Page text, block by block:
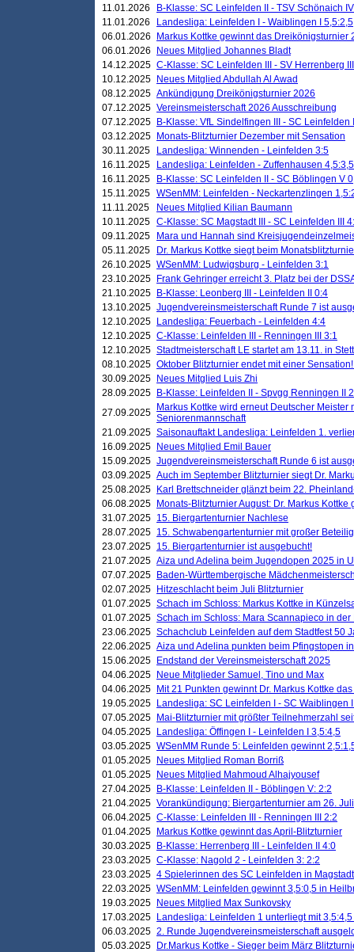
11.01.2026
B-Klasse: SC Leinfelden II - TSV Schönaich
11.01.2026
Landesliga: Leinfelden I - Waiblingen I 5,5:2,5
06.01.2026
Markus Kottke gewinnt das Dreikönigsturnier
06.01.2026
Neues Mitglied Johannes Bladt
14.12.2025 C-Klasse: SC Leinfelden III - SV Herrenberg
10.12.2025
Neues Mitglied Abdullah Al Awad
08.12.2025 Ankündigung Dreikönigsturnier 2026
07.12.2025 Vereinsmeisterschaft 2026 Ausschreibung
07.12.2025
B-Klasse: VfL Sindelfingen III - SC Leinfelden
03.12.2025
Monats-Blitzturnier Dezember mit Sensation
30.11.2025
Landesliga: Winnenden - Leinfelden 3:5
16.11.2025
Landesliga: Leinfelden - Zuffenhausen 4,5:3,5
16.11.2025
B-Klasse: SC Leinfelden II - SC Böblingen V
15.11.2025 WSenMM: Leinfelden - Neckartenzlingen
11.11.2025
Neues Mitglied Kilian Baumann
10.11.2025 C-Klasse: SC Magstadt III - SC Leinfelden III
09.11.2025
Mara und Hannah sind
05.11.2025
Dr. Markus Kottke siegt beim
26.10.2025 WSenMM: Ludwigsburg - Leinfelden 3:1
23.10.2025
Frank Gehringer erreicht 3. Platz bei der
21.10.2025
B-Klasse: Leonberg III - Leinfelden II 0:4
13.10.2025 Jugendvereinsmeisterschaft Runde 7 ist
12.10.2025
Landesliga: Feuerbach - Leinfelden 4:4
12.10.2025 C-Klasse: Leinfelden III - Renningen III 3:1
12.10.2025 Stadtmeisterschaft LE startet am 13.11. in
08.10.2025 Oktober Blitzturnier endet mit einer
30.09.2025
Neues Mitglied Luis Zhi
28.09.2025
B-Klasse: Leinfelden II - Spvgg Renningen II
27.09.2025
Markus Kottke wird erneut Deutscher Meister
Seniorenmannschaft
21.09.2025 Saisonauftakt Landesliga: Leinfelden 1.
16.09.2025
Neues Mitglied Emil Bauer
15.09.2025 Jugendvereinsmeisterschaft Runde 6 ist
03.09.2025 Auch im September Blitzturnier siegt Dr.
25.08.2025
Karl Brettschneider glänzt beim 22.
06.08.2025
Monats-Blitzturnier August: Dr. Markus Kottke
31.07.2025 15. Biergartenturnier Nachlese
28.07.2025 15. Schwabengartenturnier mit großer
23.07.2025 15. Biergartenturnier ist ausgebucht!
21.07.2025 Aiza und Adelina beim Jugendopen 2025 in
07.07.2025
Baden-Württembergische
02.07.2025
Hitzeschlacht beim Juli Blitzturnier
01.07.2025 Schach im Schloss: Markus Kottke in
01.07.2025 Schach im Schloss: Mara Scannapieco in der
23.06.2025 Schachclub Leinfelden auf dem Stadtfest 50
22.06.2025 Aiza und Adelina punkten beim Pfingstopen
15.06.2025
Endstand der Vereinsmeisterschaft 2025
04.06.2025
Neue Mitglieder Samuel, Tino und Max
04.06.2025
Mit 21 Punkten gewinnt Dr. Markus Kottke
19.05.2025
Landesliga: SC Leinfelden I - SC Waiblingen
07.05.2025
Mai-Blitzturnier mit größter Teilnehmerzahl
04.05.2025
Landesliga: Öffingen I - Leinfelden I 3,5:4,5
03.05.2025 WSenMM Runde 5: Leinfelden gewinnt
01.05.2025
Neues Mitglied Roman Borriß
01.05.2025
Neues Mitglied Mahmoud Alhajyousef
27.04.2025
B-Klasse: Leinfelden II - Böblingen V: 2:2
21.04.2025 Vorankündigung: Biergartenturnier am 26. Juli
06.04.2025 C-Klasse: Leinfelden III - Renningen III 2:2
01.04.2025
Markus Kottke gewinnt das April-Blitzturnier
30.03.2025
B-Klasse: Herrenberg III - Leinfelden II 4:0
23.03.2025 C-Klasse: Nagold 2 - Leinfelden 3: 2:2
23.03.2025 4 Spielerinnen des SC Leinfelden in Magstadt
22.03.2025 WSenMM: Leinfelden gewinnt 3,5:0,5 in
19.03.2025
Neues Mitglied Max Sunkovsky
17.03.2025
Landesliga: Leinfelden 1 unterliegt mit
06.03.2025 2. Runde Jugendvereinsmeisterschaft
05.03.2025
Dr.Markus Kottke - Sieger beim März